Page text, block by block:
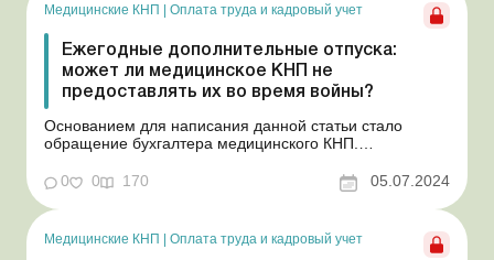
Медицинские КНП Оплата труда и кадровый учет
Ежегодные дополнительные отпуска:
может ли медицинское КНП не
предоставлять их во время войны?
Основанием для написания данной статьи стало
обращение бухгалтера медицинского КНП.
несколько видов дополнительных ежегодных отпусков
как за вредные и тяжелые условия труда, так и за
особый характер труда, в частности за
ненормированный рабочий день. Мо...
0 0 170 05.07.2024
Медицинские КНП | Оплата труда и кадровый учет